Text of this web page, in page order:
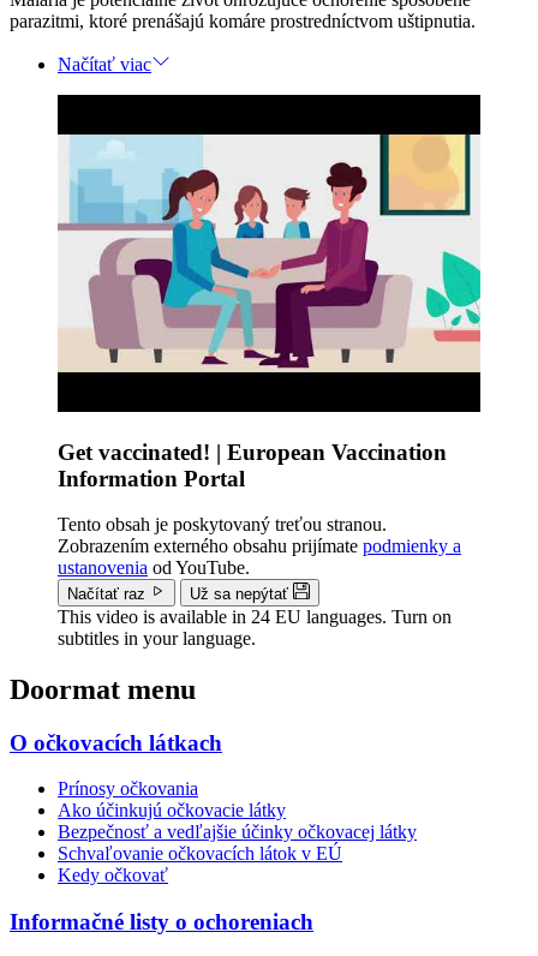
parazitmi, ktoré prenášajú komáre prostredníctvom uštipnutia.
Načítať viac
Get vaccinated! | European Vaccination
Information Portal
Tento obsah je poskytovaný treťou stranou.
Zobrazením externého obsahu prijímate podmienky a
ustanovenia od YouTube.
Načítať raz Už sa nepýtať
This video is available in 24 EU languages. Turn on
subtitles in your language.
Doormat menu
O očkovacích látkach
Prínosy očkovania
Ako účinkujú očkovacie látky
Bezpečnosť a vedľajšie účinky očkovacej látky
Schvaľovanie očkovacích látok v EÚ
Kedy očkovať
Informačné listy o ochoreniach